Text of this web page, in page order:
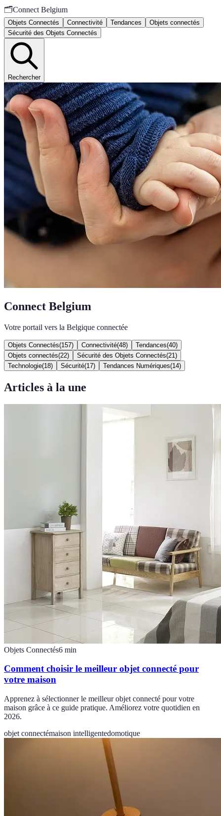
🗂️Connect Belgium
Objets Connectés Connectivité Tendances
Objets connectés
Sécurité des Objets Connectés
Rechercher
Connect Belgium
Votre portail vers la Belgique connectée
Objets Connectés(157) Connectivité(48) Tendances(40)
Objets connectés(22) Sécurité des Objets Connectés(21 )
Technologie(18) Sécurité(17) Tendances Numériques(14)
Articles à la une
Objets Connectés6 min
Comment choisir le meilleur objet connecté pour
votre maison
Apprenez à sélectionner le meilleur objet connecté pour votre
maison grâce à ce guide pratique. Améliorez votre quotidien en
2026.
objet connectémaison intelligentedomotique